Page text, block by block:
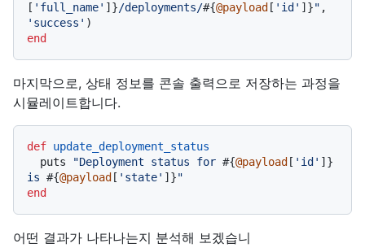
[ 'full_name' ]}/deployments/#{@payload [ 'id' ]}"
'success'
end
마지막으로, 상태 정보를 콘솔 출력으로 저장하는 과정을
시뮬레이트합니다.
def update_deployment_status
  puts
"Deployment status for #{@payload [ 'id' ]}
is #{@payload [ 'state' ]}"
end
어떤 결과가 나타나는지 분석해 보겠습니